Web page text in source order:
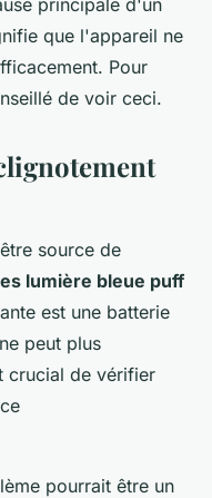
que l'appareil ne
Pour
de voir ceci.
source de
lumière bleue puff
est une batterie
peut plus
crucial de vérifier
pourrait être un